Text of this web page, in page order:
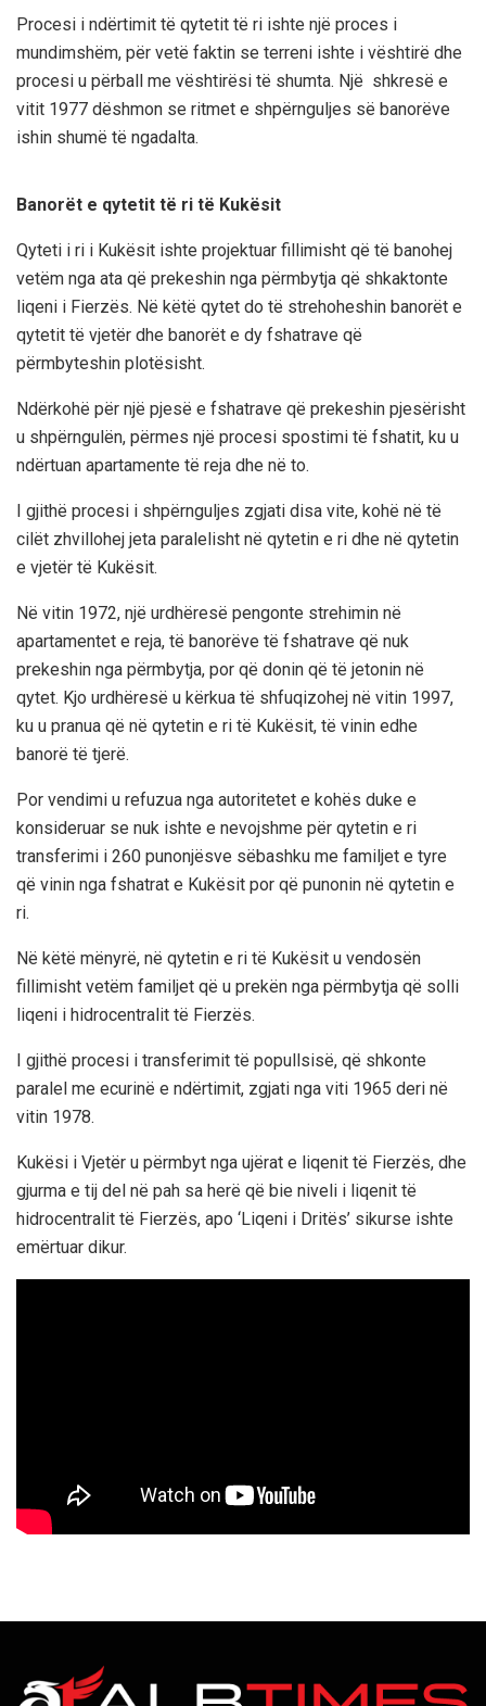
Procesi i ndërtimit të qytetit të ri ishte një proces i
mundimshëm, për vetë faktin se terreni ishte i vështirë dhe
procesi u përball me vështirësi të shumta. Një shkresë e
vitit 1977 dëshmon se ritmet e shpërnguljes së banorëve
ishin shumë të ngadalta.
Banorët e qytetit të ri të Kukësit
Qyteti i ri i Kukësit ishte projektuar fillimisht që të banohej
vetëm nga ata që prekeshin nga përmbytja që shkaktonte
liqeni i Fierzës. Në këtë qytet do të strehoheshin banorët e
qytetit të vjetër dhe banorët e dy fshatrave që
përmbyteshin plotësisht.
Ndërkohë për një pjesë e fshatrave që prekeshin pjesërisht
u shpërngulën, përmes një procesi spostimi të fshatit, ku u
ndërtuan apartamente të reja dhe në to.
I gjithë procesi i shpërnguljes zgjati disa vite, kohë në të
cilët zhvillohej jeta paralelisht në qytetin e ri dhe në qytetin
e vjetër të Kukësit.
Në vitin 1972, një urdhëresë pengonte strehimin në
apartamentet e reja, të banorëve të fshatrave që nuk
prekeshin nga përmbytja, por që donin që të jetonin në
qytet. Kjo urdhëresë u kërkua të shfuqizohej në vitin 1997,
ku u pranua që në qytetin e ri të Kukësit, të vinin edhe
banorë të tjerë.
Por vendimi u refuzua nga autoritetet e kohës duke e
konsideruar se nuk ishte e nevojshme për qytetin e ri
transferimi i 260 punonjësve sëbashku me familjet e tyre
që vinin nga fshatrat e Kukësit por që punonin në qytetin e
ri.
Në këtë mënyrë, në qytetin e ri të Kukësit u vendosën
fillimisht vetëm familjet që u prekën nga përmbytja që solli
liqeni i hidrocentralit të Fierzës.
I gjithë procesi i transferimit të popullsisë, që shkonte
paralel me ecurinë e ndërtimit, zgjati nga viti 1965 deri në
vitin 1978.
Kukësi i Vjetër u përmbyt nga ujërat e liqenit të Fierzës, dhe
gjurma e tij del në pah sa herë që bie niveli i liqenit të
hidrocentralit të Fierzës, apo ‘Liqeni i Dritës’ sikurse ishte
emërtuar dikur.